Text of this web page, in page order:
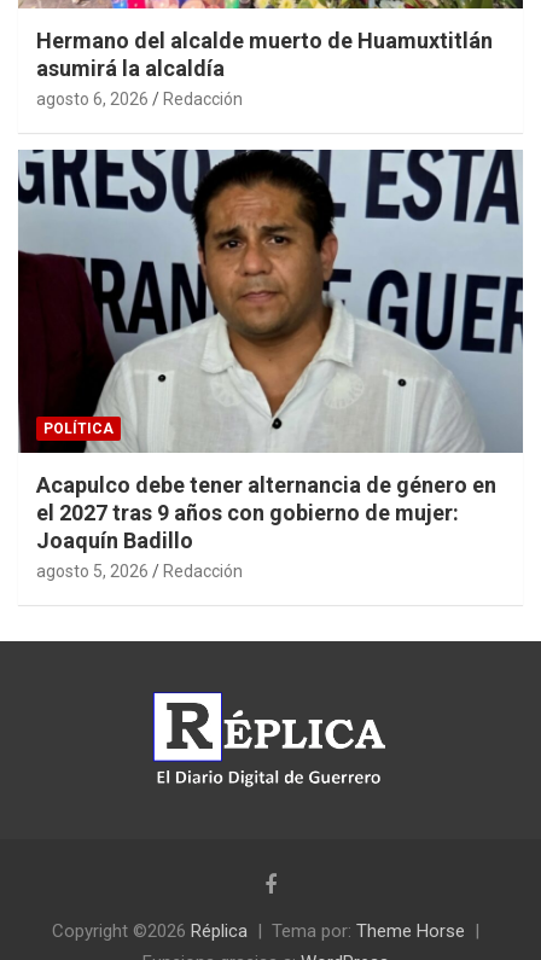
Hermano del alcalde muerto de Huamuxtitlán
asumirá la alcaldía
agosto 6, 2026 Redacción
POLÍTICA
Acapulco debe tener alternancia de género en
el 2027 tras 9 años con gobierno de mujer:
Joaquín Badillo
agosto 5, 2026 Redacción
Copyright ©2026 Réplica Tema por: Theme Horse